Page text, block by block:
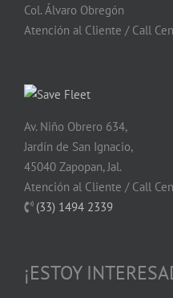
Col. Álvaro Obregón
Atención al Cliente / Call
Av. Niño Obrero 634,
Jardín de San Ignacio,
45040 Zapopan, Jal.
Atención al Cliente / Call
(33) 1494 2339
¡ESTOY